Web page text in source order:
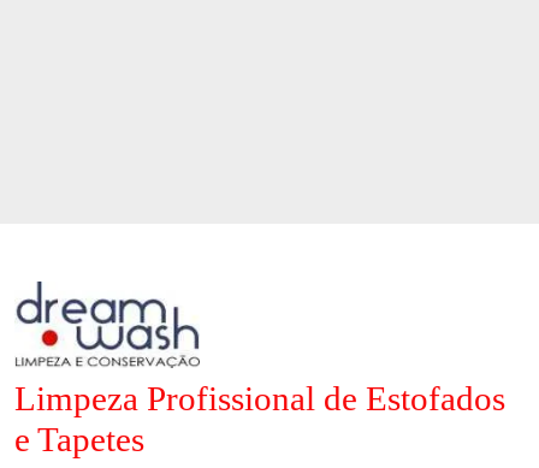
Limpeza Profissional de Estofados
e Tapetes